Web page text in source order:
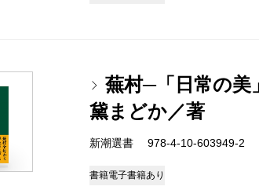
蕪村─「日常の美
黛まどか／著
新潮選書 978-4-10-603949-2
書籍電子書籍あり